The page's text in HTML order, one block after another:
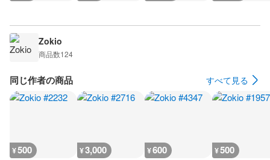
Zokio
商品数124
同じ作者の商品 すべて見る
¥500 ¥3,000 ¥600 ¥500